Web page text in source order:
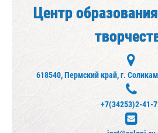
Центр
618540, Пермский край, г.
+7(34253)2-41-